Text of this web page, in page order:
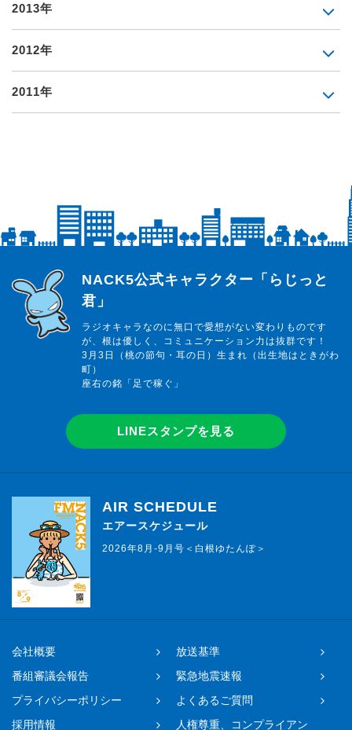
2013年
2012年
2011年
らじっと君
NACK5公式キャラクター「らじっと
君」
ラジオキャラなのに無口で愛想がない変わりものです
が、根は優しく、コミュニケーション力は抜群です！
3月3日（桃の節句・耳の日）生まれ（出生地はときがわ
町）
座右の銘「足で稼ぐ」
LINEスタンプを見る
AIR SCHEDULE
エアースケジュール
2026年8月-9月号＜白根ゆたんぽ＞
会社概要
放送基準
番組審議会報告
緊急地震速報
プライバシーポリシー
よくあるご質問
採用情報
人権尊重、コンプライアン